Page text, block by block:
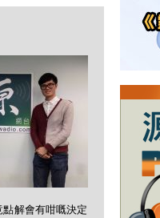
解會有咁嘅決定